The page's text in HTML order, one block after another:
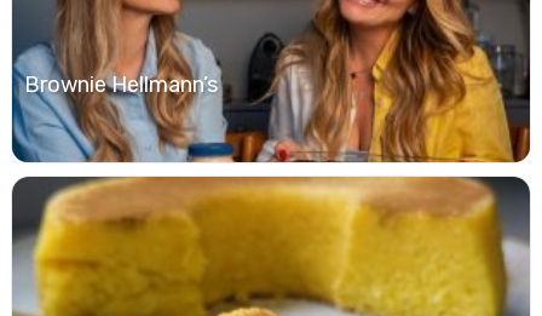
Brownie Hellmann’s